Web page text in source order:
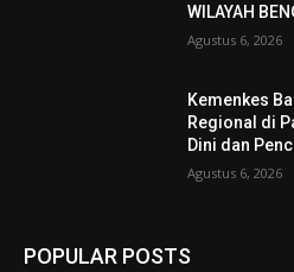
WILAYAH
Agustus 6, 2026
Kemenkes
Regional di
Dini dan
Agustus 6, 2026
POPULAR POSTS